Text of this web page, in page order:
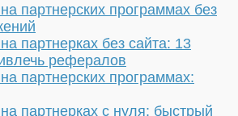
партнерских программах без
партнерках без сайта: 13
рефералов
партнерских программах:
партнерках с нуля: быстрый